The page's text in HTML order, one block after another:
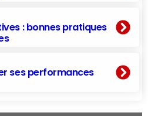
: bonnes pratiques
ses performances